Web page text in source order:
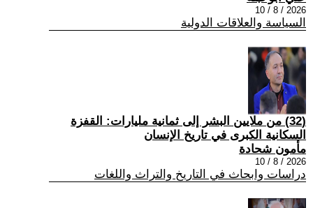
2026 / 8 / 10
السياسة والعلاقات الدولية
(32) من ملايين البشر إلى ثمانية مليارات: القفزة
السكانية الكبرى في تاريخ الإنسان
مأمون شحادة
2026 / 8 / 10
دراسات وابحاث في التاريخ والتراث واللغات